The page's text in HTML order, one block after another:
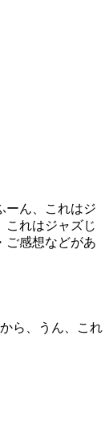
ーん、これはジ
これはジャズじ
ご感想などがあ
ら、うん、これ